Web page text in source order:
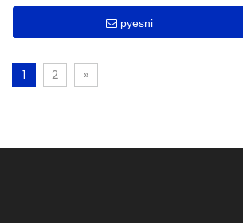
pyesni
1 2 »